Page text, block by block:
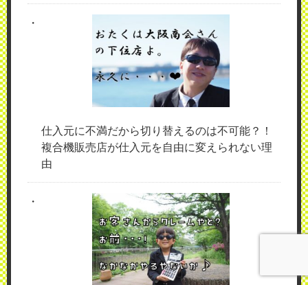
仕入元に不満だから切り替えるのは不可能？！
複合機販売店が仕入元を自由に変えられない理
由